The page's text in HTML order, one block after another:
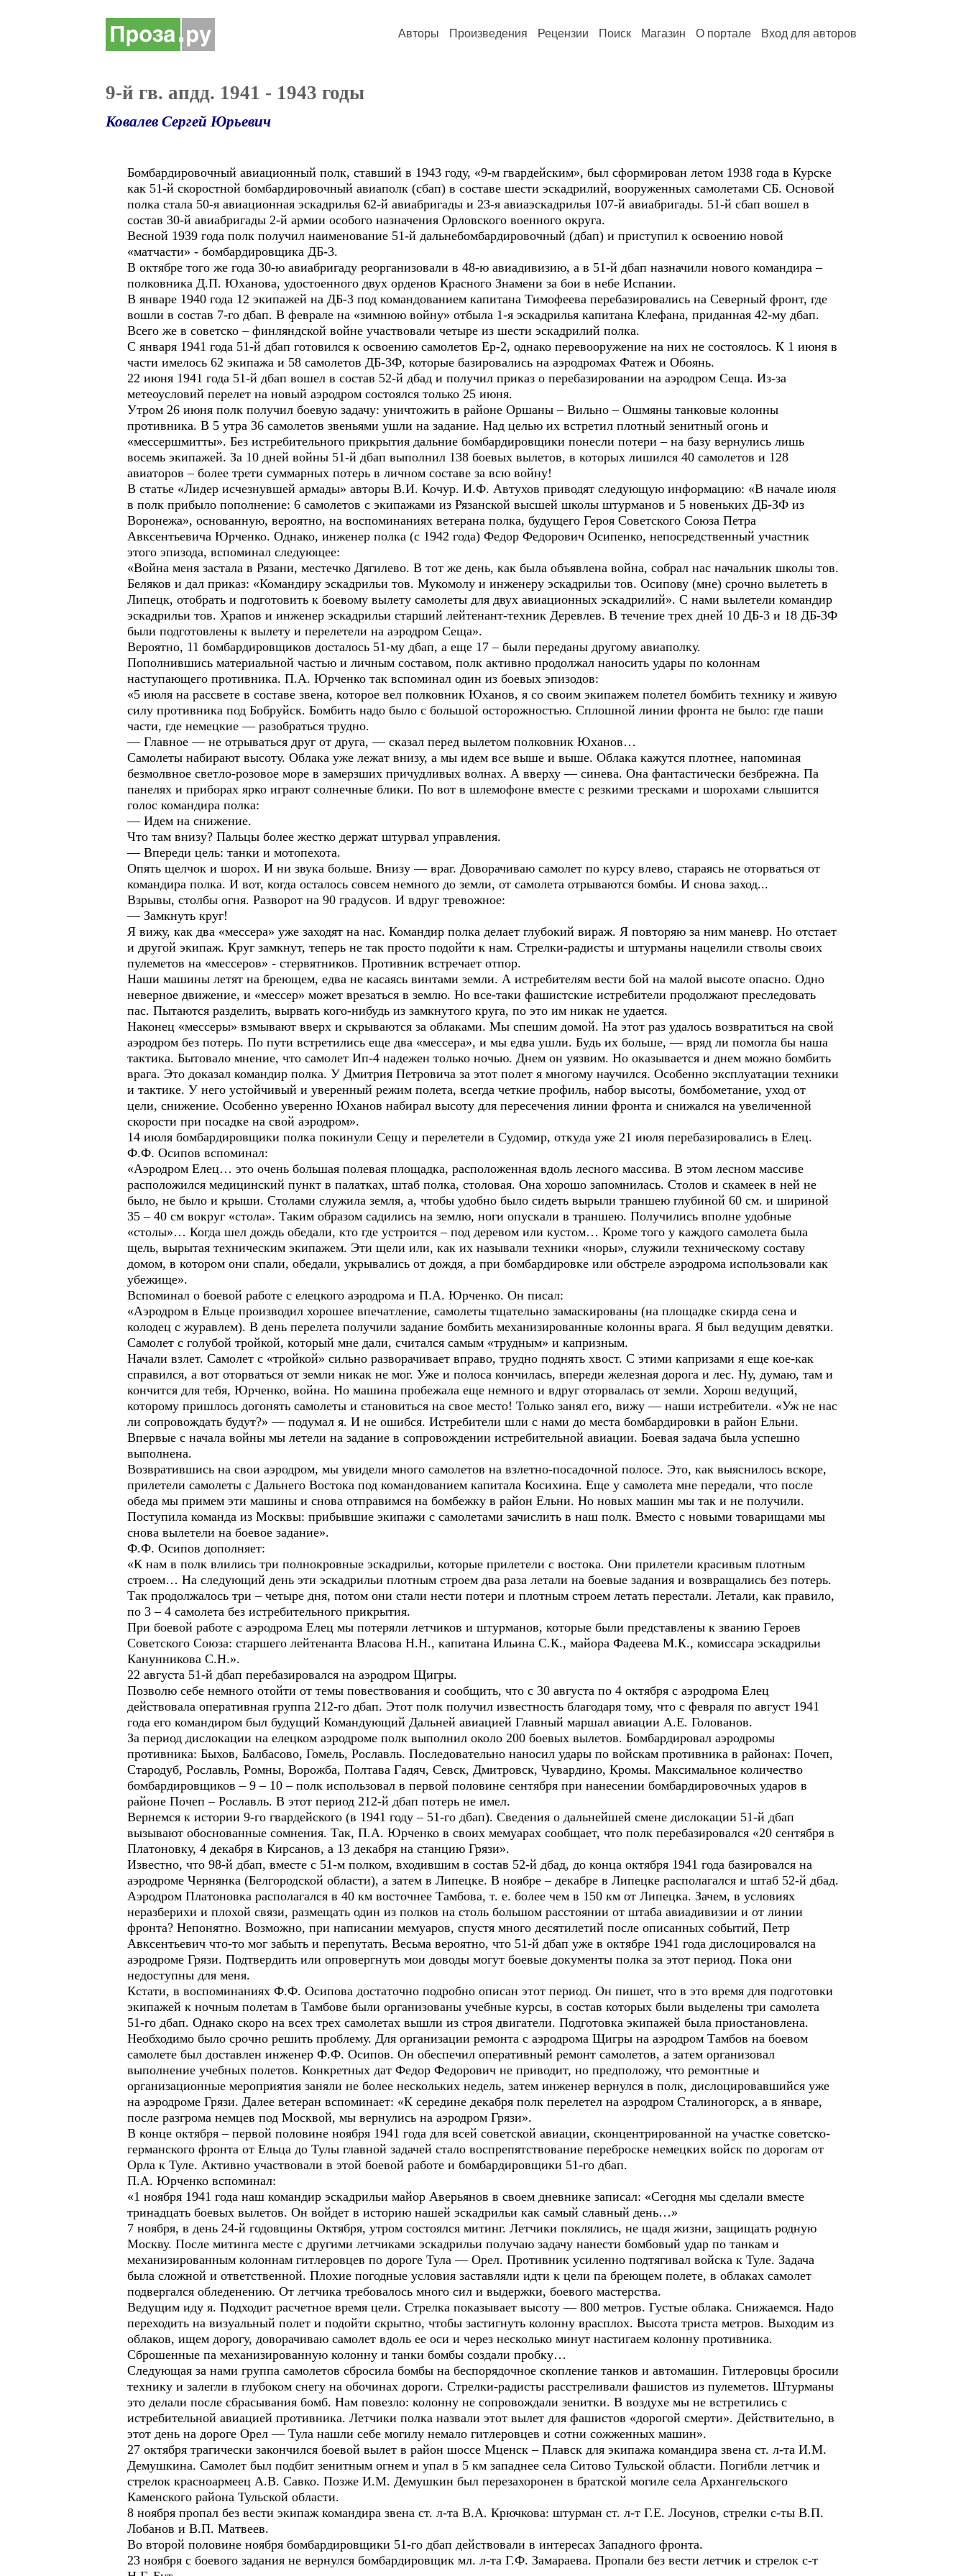
Авторы Произведения Рецензии Поиск Магазин О портале Вход для авторов
9-й гв. апдд. 1941 - 1943 годы
Ковалев Сергей Юрьевич
Бомбардировочный авиационный полк, ставший в 1943 году, «9-м гвардейским», был сформирован летом 1938 года в Курске
как 51-й скоростной бомбардировочный авиаполк (сбап) в составе шести эскадрилий, вооруженных самолетами СБ. Основой
полка стала 50-я авиационная эскадрилья 62-й авиабригады и 23-я авиаэскадрилья 107-й авиабригады. 51-й сбап вошел в
состав 30-й авиабригады 2-й армии особого назначения Орловского военного округа.
Весной 1939 года полк получил наименование 51-й дальнебомбардировочный (дбап) и приступил к освоению новой
«матчасти» - бомбардировщика ДБ-3.
В октябре того же года 30-ю авиабригаду реорганизовали в 48-ю авиадивизию, а в 51-й дбап назначили нового командира –
полковника Д.П. Юханова, удостоенного двух орденов Красного Знамени за бои в небе Испании.
В январе 1940 года 12 экипажей на ДБ-3 под командованием капитана Тимофеева перебазировались на Северный фронт, где
вошли в состав 7-го дбап. В феврале на «зимнюю войну» отбыла 1-я эскадрилья капитана Клефана, приданная 42-му дбап.
Всего же в советско – финляндской войне участвовали четыре из шести эскадрилий полка.
С января 1941 года 51-й дбап готовился к освоению самолетов Ер-2, однако перевооружение на них не состоялось. К 1 июня в
части имелось 62 экипажа и 58 самолетов ДБ-3Ф, которые базировались на аэродромах Фатеж и Обоянь.
22 июня 1941 года 51-й дбап вошел в состав 52-й дбад и получил приказ о перебазировании на аэродром Сеща. Из-за
метеоусловий перелет на новый аэродром состоялся только 25 июня.
Утром 26 июня полк получил боевую задачу: уничтожить в районе Оршаны – Вильно – Ошмяны танковые колонны
противника. В 5 утра 36 самолетов звеньями ушли на задание. Над целью их встретил плотный зенитный огонь и
«мессершмитты». Без истребительного прикрытия дальние бомбардировщики понесли потери – на базу вернулись лишь
восемь экипажей. За 10 дней войны 51-й дбап выполнил 138 боевых вылетов, в которых лишился 40 самолетов и 128
авиаторов – более трети суммарных потерь в личном составе за всю войну!
В статье «Лидер исчезнувшей армады» авторы В.И. Кочур. И.Ф. Автухов приводят следующую информацию: «В начале июля
в полк прибыло пополнение: 6 самолетов с экипажами из Рязанской высшей школы штурманов и 5 новеньких ДБ-ЗФ из
Воронежа», основанную, вероятно, на воспоминаниях ветерана полка, будущего Героя Советского Союза Петра
Авксентьевича Юрченко. Однако, инженер полка (с 1942 года) Федор Федорович Осипенко, непосредственный участник
этого эпизода, вспоминал следующее:
«Война меня застала в Рязани, местечко Дягилево. В тот же день, как была объявлена война, собрал нас начальник школы тов.
Беляков и дал приказ: «Командиру эскадрильи тов. Мукомолу и инженеру эскадрильи тов. Осипову (мне) срочно вылететь в
Липецк, отобрать и подготовить к боевому вылету самолеты для двух авиационных эскадрилий». С нами вылетели командир
эскадрильи тов. Храпов и инженер эскадрильи старший лейтенант-техник Деревлев. В течение трех дней 10 ДБ-3 и 18 ДБ-3Ф
были подготовлены к вылету и перелетели на аэродром Сеща».
Вероятно, 11 бомбардировщиков досталось 51-му дбап, а еще 17 – были переданы другому авиаполку.
Пополнившись материальной частью и личным составом, полк активно продолжал наносить удары по колоннам
наступающего противника. П.А. Юрченко так вспоминал один из боевых эпизодов:
«5 июля на рассвете в составе звена, которое вел полковник Юханов, я со своим экипажем полетел бомбить технику и живую
силу противника под Бобруйск. Бомбить надо было с большой осторожностью. Сплошной линии фронта не было: где паши
части, где немецкие — разобраться трудно.
— Главное — не отрываться друг от друга, — сказал перед вылетом полковник Юханов…
Самолеты набирают высоту. Облака уже лежат внизу, а мы идем все выше и выше. Облака кажутся плотнее, напоминая
безмолвное светло-розовое море в замерзших причудливых волнах. А вверху — синева. Она фантастически безбрежна. Па
панелях и приборах ярко играют солнечные блики. По вот в шлемофоне вместе с резкими тресками и шорохами слышится
голос командира полка:
— Идем на снижение.
Что там внизу? Пальцы более жестко держат штурвал управления.
— Впереди цель: танки и мотопехота.
Опять щелчок и шорох. И ни звука больше. Внизу — враг. Доворачиваю самолет по курсу влево, стараясь не оторваться от
командира полка. И вот, когда осталось совсем немного до земли, от самолета отрываются бомбы. И снова заход...
Взрывы, столбы огня. Разворот на 90 градусов. И вдруг тревожное:
— Замкнуть круг!
Я вижу, как два «мессера» уже заходят на нас. Командир полка делает глубокий вираж. Я повторяю за ним маневр. Но отстает
и другой экипаж. Круг замкнут, теперь не так просто подойти к нам. Стрелки-радисты и штурманы нацелили стволы своих
пулеметов на «мессеров» - стервятников. Противник встречает отпор.
Наши машины летят на бреющем, едва не касаясь винтами земли. А истребителям вести бой на малой высоте опасно. Одно
неверное движение, и «мессер» может врезаться в землю. Но все-таки фашистские истребители продолжают преследовать
пас. Пытаются разделить, вырвать кого-нибудь из замкнутого круга, по это им никак не удается.
Наконец «мессеры» взмывают вверх и скрываются за облаками. Мы спешим домой. На этот раз удалось возвратиться на свой
аэродром без потерь. По пути встретились еще два «мессера», и мы едва ушли. Будь их больше, — вряд ли помогла бы наша
тактика. Бытовало мнение, что самолет Ип-4 надежен только ночью. Днем он уязвим. Но оказывается и днем можно бомбить
врага. Это доказал командир полка. У Дмитрия Петровича за этот полет я многому научился. Особенно эксплуатации техники
и тактике. У него устойчивый и уверенный режим полета, всегда четкие профиль, набор высоты, бомбометание, уход от
цели, снижение. Особенно уверенно Юханов набирал высоту для пересечения линии фронта и снижался на увеличенной
скорости при посадке на свой аэродром».
14 июля бомбардировщики полка покинули Сещу и перелетели в Судомир, откуда уже 21 июля перебазировались в Елец.
Ф.Ф. Осипов вспоминал:
«Аэродром Елец… это очень большая полевая площадка, расположенная вдоль лесного массива. В этом лесном массиве
расположился медицинский пункт в палатках, штаб полка, столовая. Она хорошо запомнилась. Столов и скамеек в ней не
было, не было и крыши. Столами служила земля, а, чтобы удобно было сидеть вырыли траншею глубиной 60 см. и шириной
35 – 40 см вокруг «стола». Таким образом садились на землю, ноги опускали в траншею. Получились вполне удобные
«столы»… Когда шел дождь обедали, кто где устроится – под деревом или кустом… Кроме того у каждого самолета была
щель, вырытая техническим экипажем. Эти щели или, как их называли техники «норы», служили техническому составу
домом, в котором они спали, обедали, укрывались от дождя, а при бомбардировке или обстреле аэродрома использовали как
убежище».
Вспоминал о боевой работе с елецкого аэродрома и П.А. Юрченко. Он писал:
«Аэродром в Ельце производил хорошее впечатление, самолеты тщательно замаскированы (на площадке скирда сена и
колодец с журавлем). В день перелета получили задание бомбить механизированные колонны врага. Я был ведущим девятки.
Самолет с голубой тройкой, который мне дали, считался самым «трудным» и капризным.
Начали взлет. Самолет с «тройкой» сильно разворачивает вправо, трудно поднять хвост. С этими капризами я еще кое-как
справился, а вот оторваться от земли никак не мог. Уже и полоса кончилась, впереди железная дорога и лес. Ну, думаю, там и
кончится для тебя, Юрченко, война. Но машина пробежала еще немного и вдруг оторвалась от земли. Хорош ведущий,
которому пришлось догонять самолеты и становиться на свое место! Только занял его, вижу — наши истребители. «Уж не нас
ли сопровождать будут?» — подумал я. И не ошибся. Истребители шли с нами до места бомбардировки в район Ельни.
Впервые с начала войны мы летели на задание в сопровождении истребительной авиации. Боевая задача была успешно
выполнена.
Возвратившись на свои аэродром, мы увидели много самолетов на взлетно-посадочной полосе. Это, как выяснилось вскоре,
прилетели самолеты с Дальнего Востока под командованием капитала Косихина. Еще у самолета мне передали, что после
обеда мы примем эти машины и снова отправимся на бомбежку в район Ельни. Но новых машин мы так и не получили.
Поступила команда из Москвы: прибывшие экипажи с самолетами зачислить в наш полк. Вместо с новыми товарищами мы
снова вылетели на боевое задание».
Ф.Ф. Осипов дополняет:
«К нам в полк влились три полнокровные эскадрильи, которые прилетели с востока. Они прилетели красивым плотным
строем… На следующий день эти эскадрильи плотным строем два раза летали на боевые задания и возвращались без потерь.
Так продолжалось три – четыре дня, потом они стали нести потери и плотным строем летать перестали. Летали, как правило,
по 3 – 4 самолета без истребительного прикрытия.
При боевой работе с аэродрома Елец мы потеряли летчиков и штурманов, которые были представлены к званию Героев
Советского Союза: старшего лейтенанта Власова Н.Н., капитана Ильина С.К., майора Фадеева М.К., комиссара эскадрильи
Канунникова С.Н.».
22 августа 51-й дбап перебазировался на аэродром Щигры.
Позволю себе немного отойти от темы повествования и сообщить, что с 30 августа по 4 октября с аэродрома Елец
действовала оперативная группа 212-го дбап. Этот полк получил известность благодаря тому, что с февраля по август 1941
года его командиром был будущий Командующий Дальней авиацией Главный маршал авиации А.Е. Голованов.
За период дислокации на елецком аэродроме полк выполнил около 200 боевых вылетов. Бомбардировал аэродромы
противника: Быхов, Балбасово, Гомель, Рославль. Последовательно наносил удары по войскам противника в районах: Почеп,
Стародуб, Рославль, Ромны, Ворожба, Полтава Гадяч, Севск, Дмитровск, Чувардино, Кромы. Максимальное количество
бомбардировщиков – 9 – 10 – полк использовал в первой половине сентября при нанесении бомбардировочных ударов в
районе Почеп – Рославль. В этот период 212-й дбап потерь не имел.
Вернемся к истории 9-го гвардейского (в 1941 году – 51-го дбап). Сведения о дальнейшей смене дислокации 51-й дбап
вызывают обоснованные сомнения. Так, П.А. Юрченко в своих мемуарах сообщает, что полк перебазировался «20 сентября в
Платоновку, 4 декабря в Кирсанов, а 13 декабря на станцию Грязи».
Известно, что 98-й дбап, вместе с 51-м полком, входившим в состав 52-й дбад, до конца октября 1941 года базировался на
аэродроме Чернянка (Белгородской области), а затем в Липецке. В ноябре – декабре в Липецке располагался и штаб 52-й дбад.
Аэродром Платоновка располагался в 40 км восточнее Тамбова, т. е. более чем в 150 км от Липецка. Зачем, в условиях
неразберихи и плохой связи, размещать один из полков на столь большом расстоянии от штаба авиадивизии и от линии
фронта? Непонятно. Возможно, при написании мемуаров, спустя много десятилетий после описанных событий, Петр
Авксентьевич что-то мог забыть и перепутать. Весьма вероятно, что 51-й дбап уже в октябре 1941 года дислоцировался на
аэродроме Грязи. Подтвердить или опровергнуть мои доводы могут боевые документы полка за этот период. Пока они
недоступны для меня.
Кстати, в воспоминаниях Ф.Ф. Осипова достаточно подробно описан этот период. Он пишет, что в это время для подготовки
экипажей к ночным полетам в Тамбове были организованы учебные курсы, в состав которых были выделены три самолета
51-го дбап. Однако скоро на всех трех самолетах вышли из строя двигатели. Подготовка экипажей была приостановлена.
Необходимо было срочно решить проблему. Для организации ремонта с аэродрома Щигры на аэродром Тамбов на боевом
самолете был доставлен инженер Ф.Ф. Осипов. Он обеспечил оперативный ремонт самолетов, а затем организовал
выполнение учебных полетов. Конкретных дат Федор Федорович не приводит, но предположу, что ремонтные и
организационные мероприятия заняли не более нескольких недель, затем инженер вернулся в полк, дислоцировавшийся уже
на аэродроме Грязи. Далее ветеран вспоминает: «К середине декабря полк перелетел на аэродром Сталиногорск, а в январе,
после разгрома немцев под Москвой, мы вернулись на аэродром Грязи».
В конце октября – первой половине ноября 1941 года для всей советской авиации, сконцентрированной на участке советско-
германского фронта от Ельца до Тулы главной задачей стало воспрепятствование переброске немецких войск по дорогам от
Орла к Туле. Активно участвовали в этой боевой работе и бомбардировщики 51-го дбап.
П.А. Юрченко вспоминал:
«1 ноября 1941 года наш командир эскадрильи майор Аверьянов в своем дневнике записал: «Сегодня мы сделали вместе
тринадцать боевых вылетов. Он войдет в историю нашей эскадрильи как самый славный день…»
7 ноября, в день 24-й годовщины Октября, утром состоялся митинг. Летчики поклялись, не щадя жизни, защищать родную
Москву. После митинга месте с другими летчиками эскадрильи получаю задачу нанести бомбовый удар по танкам и
механизированным колоннам гитлеровцев по дороге Тула — Орел. Противник усиленно подтягивал войска к Туле. Задача
была сложной и ответственной. Плохие погодные условия заставляли идти к цели па бреющем полете, в облаках самолет
подвергался обледенению. От летчика требовалось много сил и выдержки, боевого мастерства.
Ведущим иду я. Подходит расчетное время цели. Стрелка показывает высоту — 800 метров. Густые облака. Снижаемся. Надо
переходить на визуальный полет и подойти скрытно, чтобы застигнуть колонну врасплох. Высота триста метров. Выходим из
облаков, ищем дорогу, доворачиваю самолет вдоль ее оси и через несколько минут настигаем колонну противника.
Сброшенные па механизированную колонну и танки бомбы создали пробку…
Следующая за нами группа самолетов сбросила бомбы на беспорядочное скопление танков и автомашин. Гитлеровцы бросили
технику и залегли в глубоком снегу на обочинах дороги. Стрелки-радисты расстреливали фашистов из пулеметов. Штурманы
это делали после сбрасывания бомб. Нам повезло: колонну не сопровождали зенитки. В воздухе мы не встретились с
истребительной авиацией противника. Летчики полка назвали этот вылет для фашистов «дорогой смерти». Действительно, в
этот день на дороге Орел — Тула нашли себе могилу немало гитлеровцев и сотни сожженных машин».
27 октября трагически закончился боевой вылет в район шоссе Мценск – Плавск для экипажа командира звена ст. л-та И.М.
Демушкина. Самолет был подбит зенитным огнем и упал в 5 км западнее села Ситово Тульской области. Погибли летчик и
стрелок красноармеец А.В. Савко. Позже И.М. Демушкин был перезахоронен в братской могиле села Архангельского
Каменского района Тульской области.
8 ноября пропал без вести экипаж командира звена ст. л-та В.А. Крючкова: штурман ст. л-т Г.Е. Лосунов, стрелки с-ты В.П.
Лобанов и В.П. Матвеев.
Во второй половине ноября бомбардировщики 51-го дбап действовали в интересах Западного фронта.
23 ноября с боевого задания не вернулся бомбардировщик мл. л-та Г.Ф. Замараева. Пропали без вести летчик и стрелок с-т